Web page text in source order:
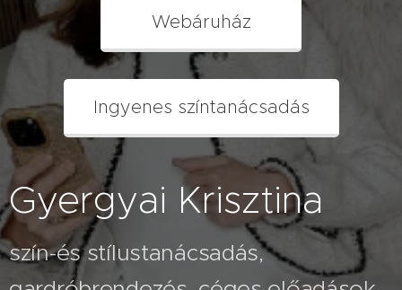
Webáruház
Ingyenes színtanácsadás
Gyergyai Krisztina
szín-és stílustanácsadás,